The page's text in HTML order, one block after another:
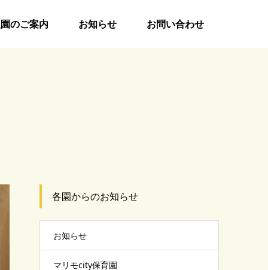
のご案内 お知らせ お問い合わせ
各園からのお知らせ
お知らせ
マリモcity保育園